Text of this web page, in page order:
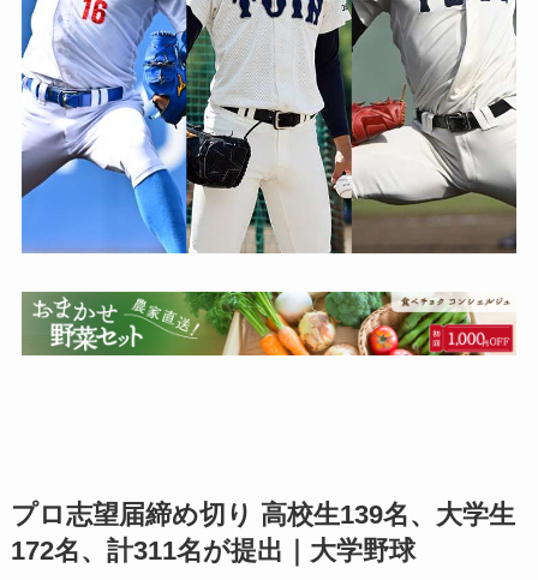
プロ志望届締め切り 高校生139名、大学生
172名、計311名が提出｜大学野球